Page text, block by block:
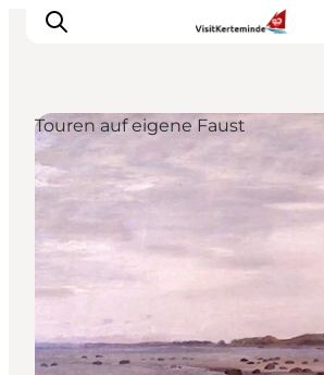
Sehenswürdigkeiten
Essen und trinken
Unterkünfte
Reiseplanung
Veranstaltungen
Touren auf eigene Faust